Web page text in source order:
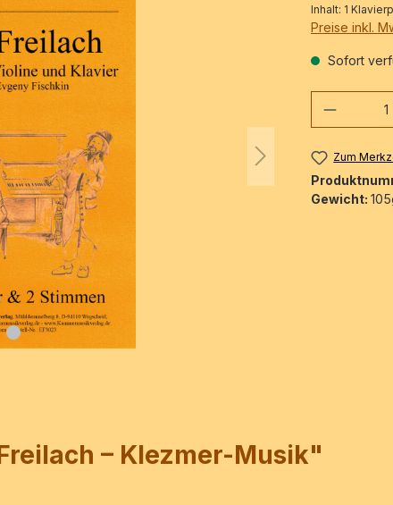
Inhalt: 1
Preise inkl.
Sofort
Zum
Gewicht:
– Klezmer-Musik"